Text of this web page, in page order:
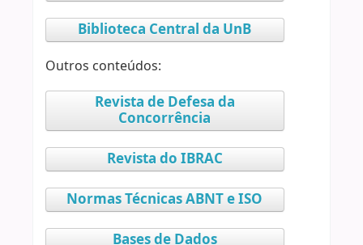
Biblioteca Central da UnB
Outros conteúdos:
Revista de Defesa da
Concorrência
Revista do IBRAC
Normas Técnicas ABNT e ISO
Bases de Dados